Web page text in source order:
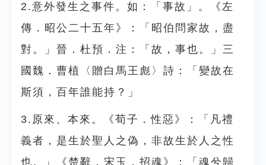
2.意外發生之事件。如：「事故」。《左
傳．昭公二十五年》：「昭伯問家故，盡
對。」晉．杜預．注：「故，事也。」三
國魏．曹植〈贈白馬王彪〉詩：「變故在
斯須，百年誰能持？」
3.原來、本來。《荀子．性惡》：「凡禮
義者，是生於聖人之偽，非故生於人之性
也。」《楚辭．宋玉．招魂》：「魂兮歸